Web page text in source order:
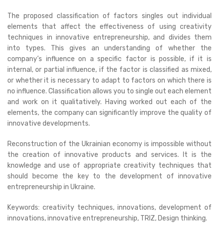
The proposed classification of factors singles out individual
elements that affect the effectiveness of using creativity
techniques in innovative entrepreneurship, and divides them
into types. This gives an understanding of whether the
company’s influence on a specific factor is possible, if it is
internal, or partial influence, if the factor is classified as mixed,
or whether it is necessary to adapt to factors on which there is
no influence. Classification allows you to single out each element
and work on it qualitatively. Having worked out each of the
elements, the company can significantly improve the quality of
innovative developments.
Reconstruction of the Ukrainian economy is impossible without
the creation of innovative products and services. It is the
knowledge and use of appropriate creativity techniques that
should become the key to the development of innovative
entrepreneurship in Ukraine.
Keywords: creativity techniques, innovations, development of
innovations, innovative entrepreneurship, TRIZ, Design thinking.